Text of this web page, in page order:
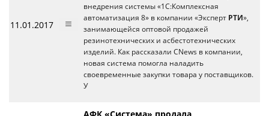
11.01.2017
внедрения системы «1С:Комплексная
автоматизация 8» в компании «Эксперт РТИ»,
занимающейся оптовой продажей
резинотехнических и асбестотехнических
изделий. Как рассказали CNews в компании,
новая система помогла наладить
своевременные закупки товара у поставщиков.
У
АФК «Система» продала